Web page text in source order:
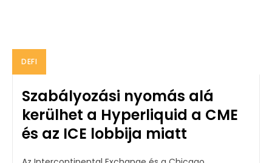
DEFI
Szabályozási nyomás alá
kerülhet a Hyperliquid a CME
és az ICE lobbija miatt